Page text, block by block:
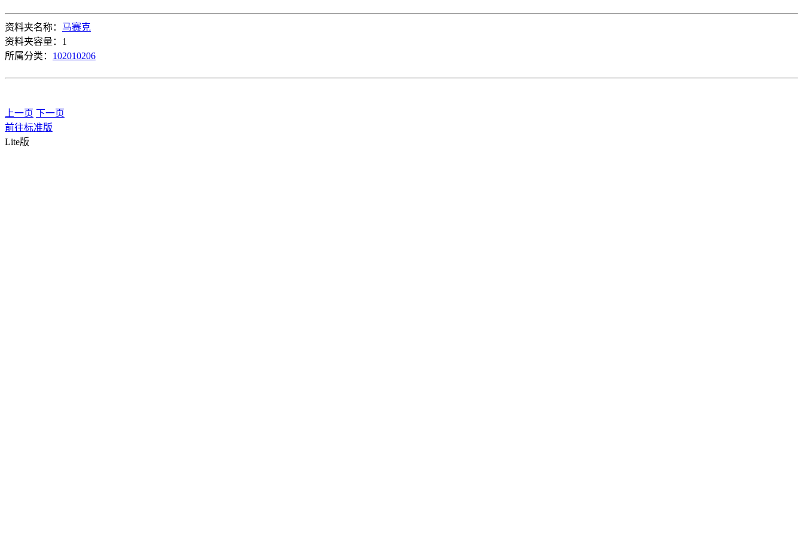
资料夹名称： 马赛克
资料夹容量：1
所属分类： 102010206
上一页 下一页
前往标准版
Lite版